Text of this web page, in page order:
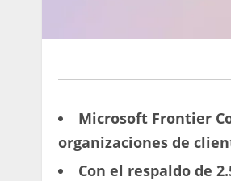
Microsoft Frontier
organizaciones de
Con el respaldo de